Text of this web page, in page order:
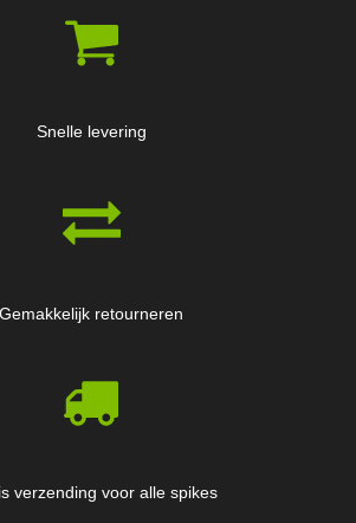
Snelle levering
Gemakkelijk retourneren
verzending voor alle spikes